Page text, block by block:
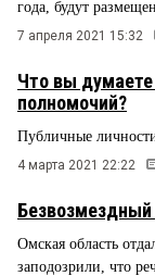
года, будут
7 апреля 2021 15:32
Что вы
полномочий?
Публичные
4 марта 2021 22:22
Безвозмездный
Омская область
заподозрили, что